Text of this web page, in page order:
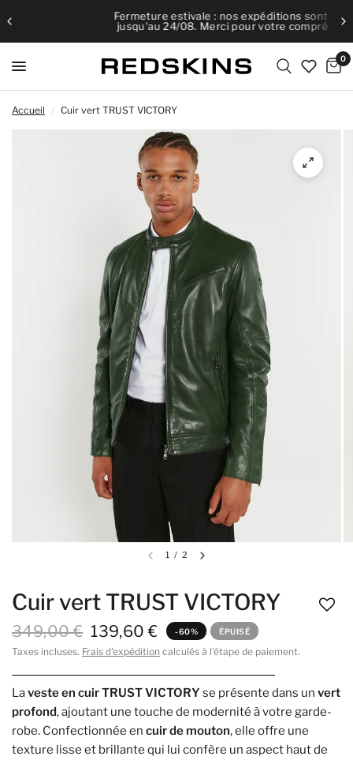
Fermeture estivale : nos expéditions sont ralenties
jusqu'au 24/08. Merci pour votre compréhension.
0
Accueil / Cuir vert TRUST VICTORY
1 / 2
Cuir vert TRUST VICTORY
349,00 € 139,60 € -60% ÉPUISÉ
Taxes incluses. Frais d'expédition calculés à l'étape de paiement.
Laveste en cuir TRUST VICTORY se présente dans unvert
profond, ajoutant une touche de modernité à votre garde-
robe. Confectionnée encuir de mouton, elle offre une
texture lisse et brillante qui lui confère un aspect haut de